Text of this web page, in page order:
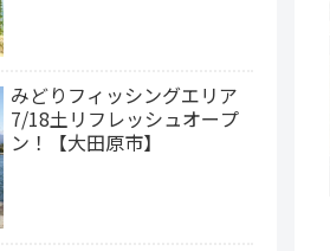
みどりフィッシングエリア
7/18土リフレッシュオープ
ン！【大田原市】